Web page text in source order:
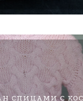
СПИЦАМИ С